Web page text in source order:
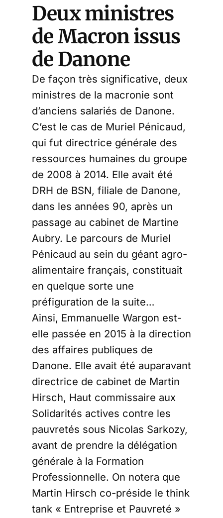
Deux ministres
de Macron issus
de Danone
De façon très significative, deux
ministres de la macronie sont
d’anciens salariés de Danone.
C’est le cas de Muriel Pénicaud,
qui fut directrice générale des
ressources humaines du groupe
de 2008 à 2014. Elle avait été
DRH de BSN, filiale de Danone,
dans les années 90, après un
passage au cabinet de Martine
Aubry. Le parcours de Muriel
Pénicaud au sein du géant agro-
alimentaire français, constituait
en quelque sorte une
préfiguration de la suite…
Ainsi, Emmanuelle Wargon est-
elle passée en 2015 à la direction
des affaires publiques de
Danone. Elle avait été auparavant
directrice de cabinet de Martin
Hirsch, Haut commissaire aux
Solidarités actives contre les
pauvretés sous Nicolas Sarkozy,
avant de prendre la délégation
générale à la Formation
Professionnelle. On notera que
Martin Hirsch co-préside le think
tank « Entreprise et Pauvreté »